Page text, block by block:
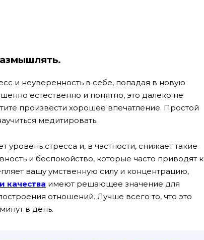
и неуверенность в себе, попадая в новую
естественно и понятно, это далеко не
произвести хорошее впечатление. Простой
медитировать.
уровень стресса и, в частности, снижает такие
и беспокойство, которые часто приводят к
вашу умственную силу и концентрацию,
качества имеют решающее значение для
отношений. Лучше всего то, что это
в день.